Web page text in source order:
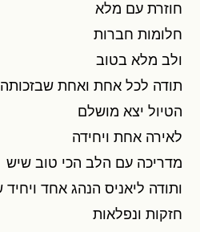
חוזרת עם מלא
חלומות חברות
ולב מלא בטוב
תודה לכל אחת ואחת שבזכותה
הטיול יצא מושלם
לאירה אחת ויחידה
מדריכה עם הלב הכי טוב שיש
חזקות ונפלאות